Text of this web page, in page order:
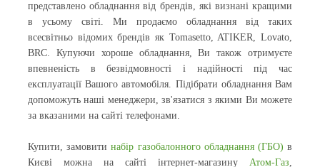
представлено обладнання від брендів, які визнані кращими
в усьому світі. Ми продаємо обладнання від таких
всесвітньо відомих брендів як Tomasetto, ATIKER, Lovato,
BRC. Купуючи хороше обладнання, Ви також отримуєте
впевненість в безвідмовності і надійності під час
експлуатації Вашого автомобіля. Підібрати обладнання Вам
допоможуть наші менеджери, зв'язатися з якими Ви можете
за вказаними на сайті телефонами.
Купити, замовитинабір газобалонного обладнання (ГБО)в
Києві можна на сайті інтернет-магазину Атом-Газ,